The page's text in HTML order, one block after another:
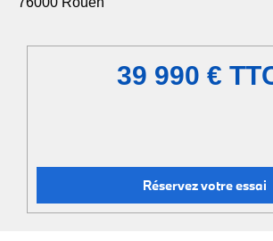
39 990 €
Réservez votre essai